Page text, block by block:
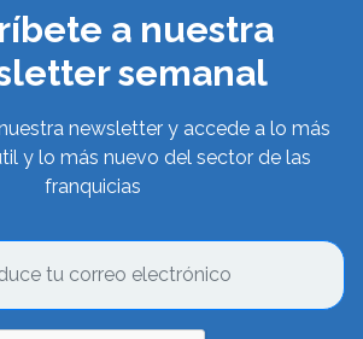
a nuestra
semanal
newsletter y accede a lo más
y lo más nuevo del sector de las
franquicias